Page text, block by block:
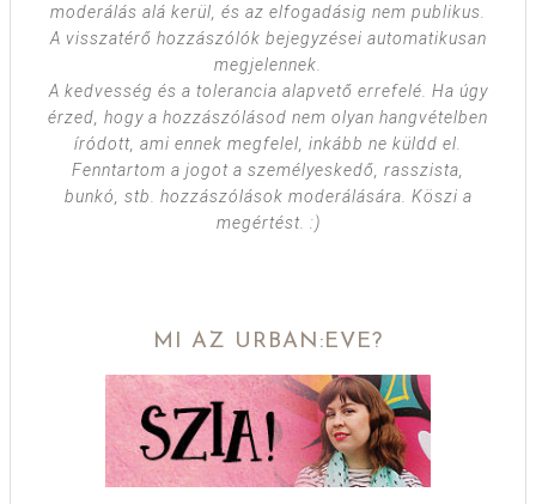
moderálás alá kerül, és az elfogadásig nem publikus.
A visszatérő hozzászólók bejegyzései automatikusan
megjelennek.
A kedvesség és a tolerancia alapvető errefelé. Ha úgy
érzed, hogy a hozzászólásod nem olyan hangvételben
íródott, ami ennek megfelel, inkább ne küldd el.
Fenntartom a jogot a személyeskedő, rasszista,
bunkó, stb. hozzászólások moderálására. Köszi a
megértést. :)
MI AZ URBAN:EVE?